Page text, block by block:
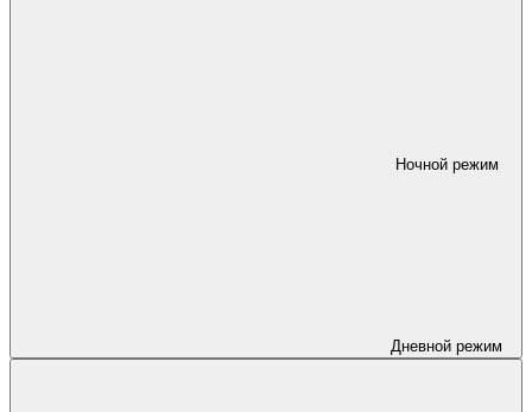
Ночной режим
Дневной режим